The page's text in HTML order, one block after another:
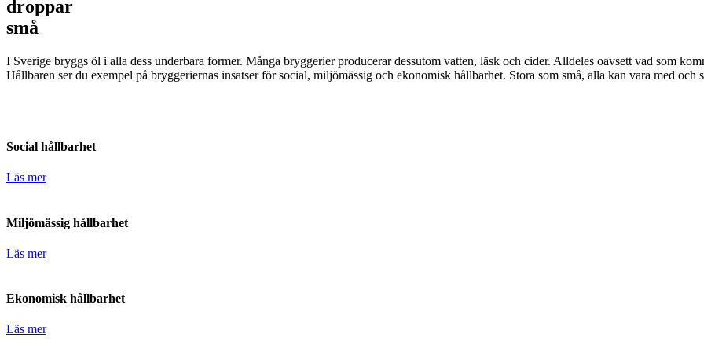
droppar
små
I Sverige bryggs öl i alla dess underbara former. Många bryggerier producerar dessutom vatten, läsk och cider. Alldeles oavsett vad som
Hållbaren ser du exempel på bryggeriernas insatser för social, miljömässig och ekonomisk hållbarhet. Stora som små, alla kan vara med och
Social hållbarhet
Läs mer
Miljömässig hållbarhet
Läs mer
Ekonomisk hållbarhet
Läs mer